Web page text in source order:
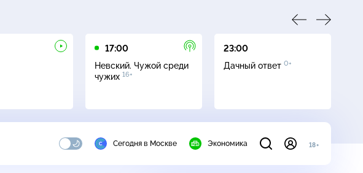
17:00
Невский. Чужой среди
чужих 16+
23:00
Дачный ответ 0+
Сегодня в Москве Экономика 18+